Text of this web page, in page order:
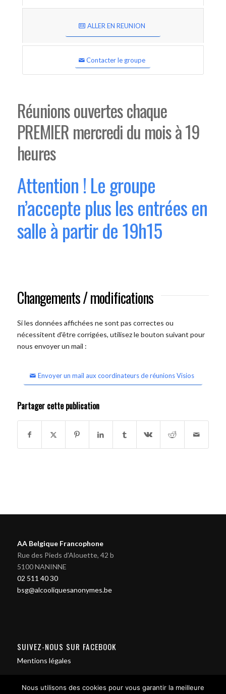
ALLER EN REUNION
Contacter le groupe
Réunions ouvertes chaque
PREMIER mercredi du mois à 19
heures
Attention ! Le groupe
n’accepte plus les entrées en
salle à partir de 19h15
Changements / modifications
Si les données affichées ne sont pas correctes ou
nécessitent d'être corrigées, utilisez le bouton suivant pour
nous envoyer un mail :
Envoyer un mail aux coordinateurs de réunions Visios
Partager cette publication
AA Belgique Francophone
Rue des Pieds d'Alouette, 42 b
5100 NANINNE
02 511 40 30
bsg@alcooliquesanonymes.be
SUIVEZ-NOUS SUR FACEBOOK
Mentions légales
Nous utilisons des cookies pour vous garantir la meilleure